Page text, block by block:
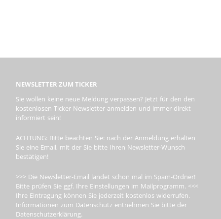
NEWSLETTER ZUM TICKER
Sie wollen keine neue Meldung verpassen? Jetzt für den den
kostenlosen Ticker-Newsletter anmelden und immer direkt
informiert sein!
ACHTUNG: Bitte beachten Sie: nach der Anmeldung erhalten
Sie eine Email, mit der Sie bitte Ihren Newsletter-Wunsch
bestätigen!
>>> Die Newsletter-Email landet schon mal im Spam-Ordner!
Bitte prüfen Sie ggf. Ihre Einstellungen im Mailprogramm. <<<
Ihre Eintragung können Sie jederzeit kostenlos widerrufen.
Informationen zum Datenschutz entnehmen Sie bitte der
Datenschutzerklärung.